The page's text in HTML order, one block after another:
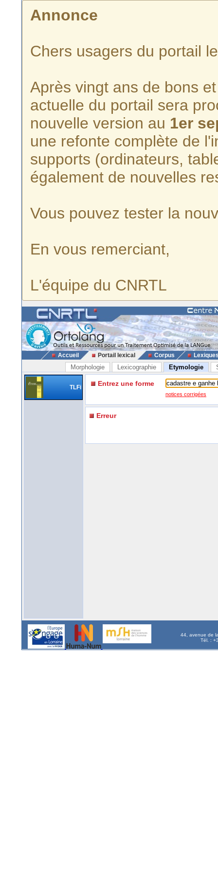
Annonce
Chers usagers du portail
Après vingt ans de bons
actuelle du portail sera
nouvelle version au 1er
une refonte complète de
supports (ordinateurs,
également de nouvelles
Vous pouvez tester la
En vous remerciant,
L'équipe du CNRTL
Accueil Portail lexical Corpus
Morphologie Lexicographie Etymologie
TLFi Entrez une forme
notices corrigées
Erreur
44, avenue de
Tél. :